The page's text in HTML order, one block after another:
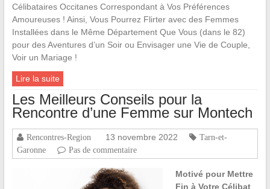
Célibataires Occitanes Correspondant à Vos Préférences
Amoureuses ! Ainsi, Vous Pourrez Flirter avec des Femmes
Installées dans le Même Département Que Vous (dans le 82)
pour des Aventures d’un Soir ou Envisager une Vie de Couple,
Voir un Mariage !
Lire la suite
Les Meilleurs Conseils pour la
Rencontre d’une Femme sur Montech
Rencontres-Region 13 novembre 2022
Tarn-et-
Garonne
Pas de commentaire
Motivé pour Mettre
Fin à Votre Célibat